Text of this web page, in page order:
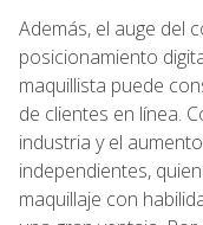
Además, el auge del
posicionamiento
maquillista puede
de clientes en línea.
industria y el
independientes,
maquillaje con